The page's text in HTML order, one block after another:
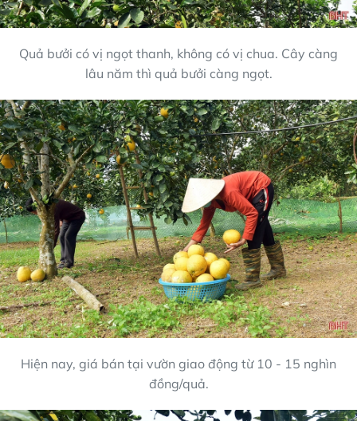
Quả bưởi có vị ngọt thanh, không có vị chua. Cây càng
lâu năm thì quả bưởi càng ngọt.
Hiện nay, giá bán tại vườn giao động từ 10 - 15 nghìn
đồng/quả.